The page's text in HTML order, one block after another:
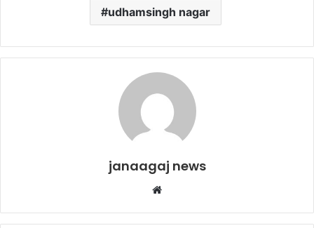
udhamsingh nagar
janaagaj news
Website